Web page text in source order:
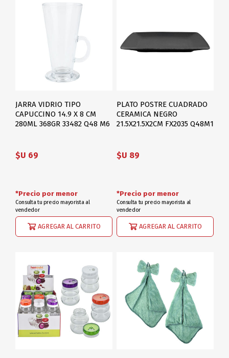
JARRA VIDRIO TIPO
CAPUCCINO 14.9 X 8 CM
280ML 368GR 33482 Q48 M6
$U 69
AGREGAR AL CARRITO
*Precio por menor
Consulta tu precio mayorista al
vendedor
PLATO POSTRE CUADRADO
CERAMICA NEGRO
21.5X21.5X2CM FX2035 Q48M1
$U 89
AGREGAR AL CARRITO
*Precio por menor
Consulta tu precio mayorista al
vendedor